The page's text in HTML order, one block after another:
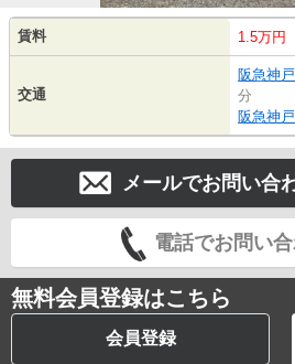
賃料 1.5万円
交通
阪急神
分
阪急神
メールでお問い合
電話でお問い
無料会員登録はこちら
会員登録